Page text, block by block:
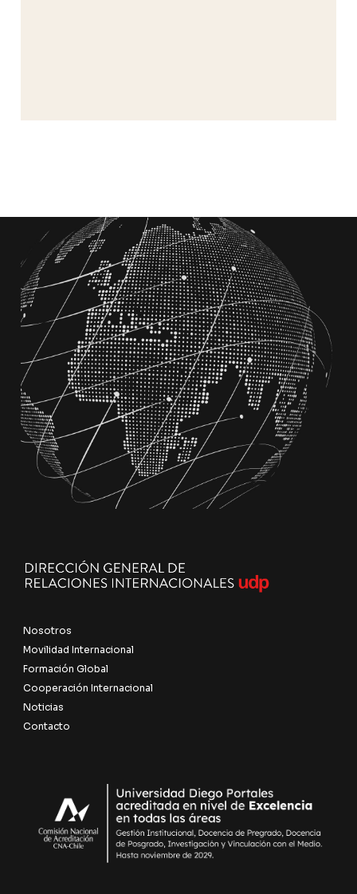
Nosotros
Movilidad Internacional
Formación Global
Cooperación Internacional
Noticias
Contacto